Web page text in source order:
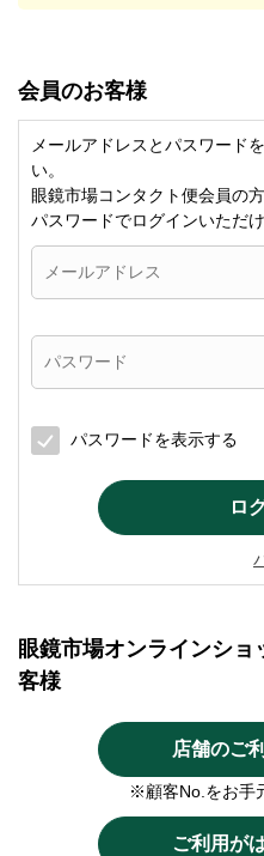
会員のお客様
メールアドレスとパスワード
い。
眼鏡市場コンタクト便会員の
パスワードでログインいただけ
パスワードを表示する
眼鏡市場オンラインシ
客様
店舗のご
※顧客No.をお手
ご利用が